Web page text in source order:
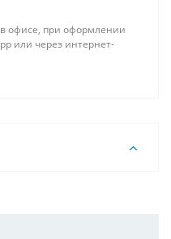
офисе, при оформлении
или через интернет-